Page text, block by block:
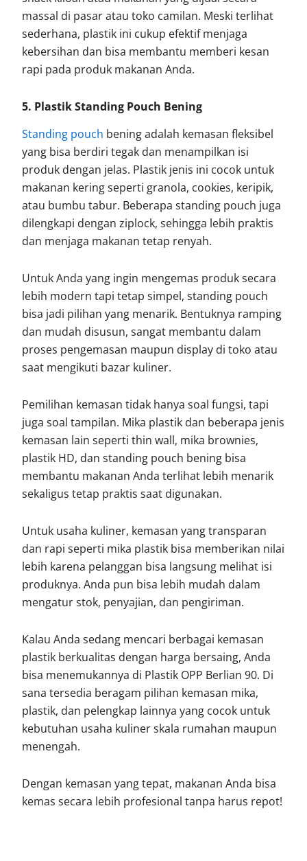
massal di pasar atau toko camilan. Meski terlihat
sederhana, plastik ini cukup efektif menjaga
kebersihan dan bisa membantu memberi kesan
rapi pada produk makanan Anda.
5. Plastik Standing Pouch Bening
Standing pouch bening adalah kemasan fleksibel
yang bisa berdiri tegak dan menampilkan isi
produk dengan jelas. Plastik jenis ini cocok untuk
makanan kering seperti granola, cookies, keripik,
atau bumbu tabur. Beberapa standing pouch juga
dilengkapi dengan ziplock, sehingga lebih praktis
dan menjaga makanan tetap renyah.
Untuk Anda yang ingin mengemas produk secara
lebih modern tapi tetap simpel, standing pouch
bisa jadi pilihan yang menarik. Bentuknya ramping
dan mudah disusun, sangat membantu dalam
proses pengemasan maupun display di toko atau
saat mengikuti bazar kuliner.
Pemilihan kemasan tidak hanya soal fungsi, tapi
juga soal tampilan. Mika plastik dan beberapa jenis
kemasan lain seperti thin wall, mika brownies,
plastik HD, dan standing pouch bening bisa
membantu makanan Anda terlihat lebih menarik
sekaligus tetap praktis saat digunakan.
Untuk usaha kuliner, kemasan yang transparan
dan rapi seperti mika plastik bisa memberikan nilai
lebih karena pelanggan bisa langsung melihat isi
produknya. Anda pun bisa lebih mudah dalam
mengatur stok, penyajian, dan pengiriman.
Kalau Anda sedang mencari berbagai kemasan
plastik berkualitas dengan harga bersaing, Anda
bisa menemukannya di Plastik OPP Berlian 90. Di
sana tersedia beragam pilihan kemasan mika,
plastik, dan pelengkap lainnya yang cocok untuk
kebutuhan usaha kuliner skala rumahan maupun
menengah.
Dengan kemasan yang tepat, makanan Anda bisa
kemas secara lebih profesional tanpa harus repot!